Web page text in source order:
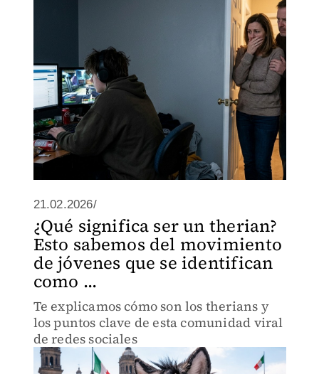
21.02.2026/
¿Qué significa ser un therian?
Esto sabemos del movimiento
de jóvenes que se identifican
como ...
Te explicamos cómo son los therians y
los puntos clave de esta comunidad viral
de redes sociales